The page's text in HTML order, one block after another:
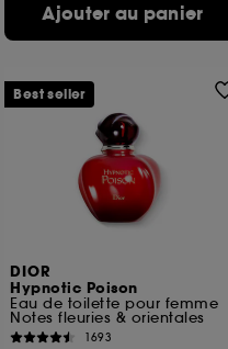
Ajouter au panier
DIOR
Hypnotic Poison
Eau de toilette pour femme
Notes fleuries & orientales
1693
Best seller